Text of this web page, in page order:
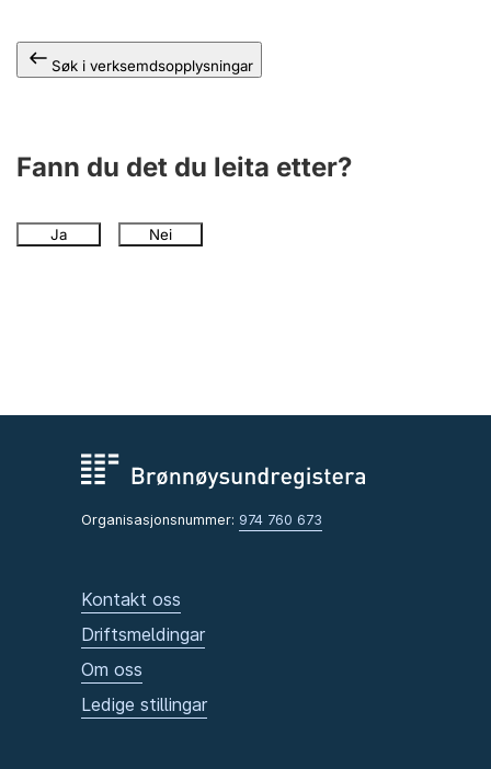
Søk i verksemdsopplysningar
Fann du det du leita etter?
Ja Nei
Organisasjonsnummer: 974 760 673
Kontakt oss
Driftsmeldingar
Om oss
Ledige stillingar